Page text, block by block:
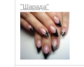
"Шарада"